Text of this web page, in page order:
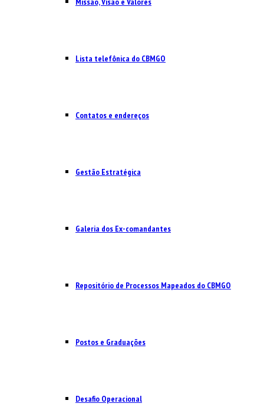
Lista telefônica do CBMGO
Contatos e endereços
Gestão Estratégica
Galeria dos Ex-comandantes
Repositório de Processos Mapeados do CBMGO
Postos e Graduações
Desafio Operacional